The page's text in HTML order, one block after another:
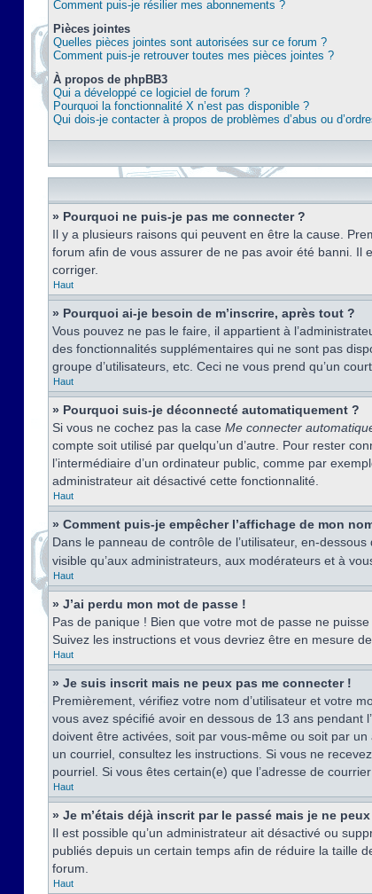
Comment puis-je résilier mes abonnements ?
Pièces jointes
Quelles pièces jointes sont autorisées sur ce forum ?
Comment puis-je retrouver toutes mes pièces jointes ?
À propos de phpBB3
Qui a développé ce logiciel de forum ?
Pourquoi la fonctionnalité X n’est pas disponible ?
Qui dois-je contacter à propos de problèmes d’abus ou
» Pourquoi ne puis-je pas me connecter ?
Il y a plusieurs raisons qui peuvent en être la cause.
forum afin de vous assurer de ne pas avoir été banni. Il
corriger.
Haut
» Pourquoi ai-je besoin de m’inscrire, après tout ?
Vous pouvez ne pas le faire, il appartient à
des fonctionnalités supplémentaires qui ne sont pas
groupe d’utilisateurs, etc. Ceci ne vous prend qu’un
Haut
» Pourquoi suis-je déconnecté automatiquement ?
Si vous ne cochez pas la case Me connecter
compte soit utilisé par quelqu’un d’autre. Pour rester
l’intermédiaire d’un ordinateur public, comme par
administrateur ait désactivé cette fonctionnalité.
Haut
» Comment puis-je empêcher l’affichage de mon
Dans le panneau de contrôle de l’utilisateur, en-
visible qu’aux administrateurs, aux modérateurs et à
Haut
» J’ai perdu mon mot de passe !
Pas de panique ! Bien que votre mot de passe ne
Suivez les instructions et vous devriez être en mesure
Haut
» Je suis inscrit mais ne peux pas me connecter !
Premièrement, vérifiez votre nom d’utilisateur et votre
vous avez spécifié avoir en dessous de 13 ans pendant
doivent être activées, soit par vous-même ou soit par
un courriel, consultez les instructions. Si vous ne
pourriel. Si vous êtes certain(e) que l’adresse de
Haut
» Je m’étais déjà inscrit par le passé mais je ne
Il est possible qu’un administrateur ait désactivé ou
publiés depuis un certain temps afin de réduire la taille
forum.
Haut